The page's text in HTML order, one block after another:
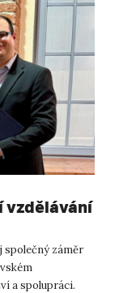
vzdělávání
společný záměr
a spolupráci.